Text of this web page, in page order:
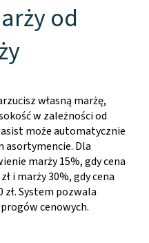
od
własną marżę,
w zależności od
może automatycznie
asortymencie. Dla
marży 15%, gdy cena
i marży 30%, gdy cena
zł. System pozwala
cenowych.